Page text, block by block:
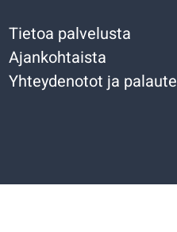
Tietoa palvelusta
Ajankohtaista
Yhteydenotot ja palaute